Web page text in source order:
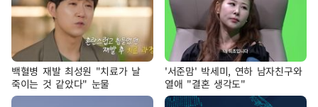
백혈병 재발 최성원 "치료가 날
죽이는 것 같았다" 눈물
'서준맘' 박세미, 연하 남자친구와
열애 "결혼 생각도"